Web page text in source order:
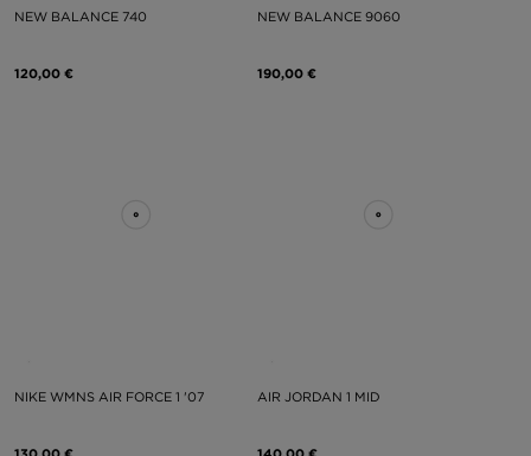
NEW BALANCE 740
120,00 €
NEW BALANCE 9060
190,00 €
NIKE WMNS AIR FORCE 1 '07 AIR JORDAN 1 MID